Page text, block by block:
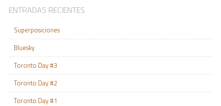
ENTRADAS RECIENTES
Superposiciones
Bluesky
Toronto Day #3
Toronto Day #2
Toronto Day #1